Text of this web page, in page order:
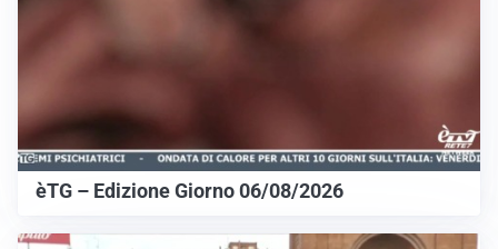
èTG – Edizione Giorno 06/08/2026